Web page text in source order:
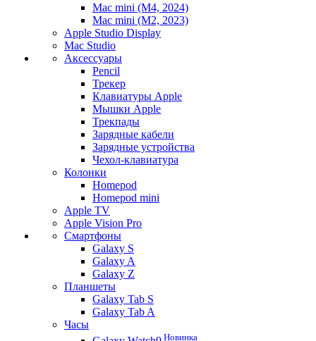
Mac mini (M4, 2024)
Mac mini (M2, 2023)
Apple Studio Display
Mac Studio
Аксессуары
Pencil
Трекер
Клавиатуры Apple
Мышки Apple
Трекпады
Зарядные кабели
Зарядные устройства
Чехол-клавиатура
Колонки
Homepod
Homepod mini
Apple TV
Apple Vision Pro
Смартфоны
Galaxy S
Galaxy A
Galaxy Z
Планшеты
Galaxy Tab S
Galaxy Tab A
Часы
Новинка